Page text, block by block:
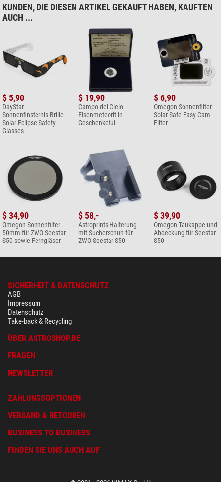
KUNDEN, DIE DIESEN ARTIKEL GEKAUFT HABEN, KAUFTEN
AUCH ...
$ 5,90
DayStar
Sonnenfinsternis-Brille
Solar Eclipse Safety
Glasses
$ 19,90
Campo del Cielo
Eisenmeteorit in
Geschenketui
$ 6,90
Omegon Sonnenfilter
Solar Safe Easy Cam
Filter
$ 34,90
Omegon Sonnenfilter
50mm für ZWO Seestar
S50 sowie Ferngläser
$ 58,-
Astroprints Halterung
mit Sucherschuh für
ZWO Seestar S50
$ 39,90
Omegon Taukappe und
Abdeckung für Seestar
S50
SICHERHEIT & DATENSCHUTZ
AGB
Impressum
Datenschutz
Take-back & Recycling
ÜBER ASTROSHOP.DE
FRAGEN
NEWSLETTER
ZAHLUNGSOPTIONEN
VERSAND & RETOUREN
BUSINESS TO BUSINESS
FINDEN SIE UNS AUCH AUF